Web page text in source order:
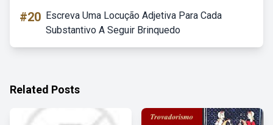
#20 Escreva Uma Locução Adjetiva Para Cada
Substantivo A Seguir Brinquedo
Related Posts